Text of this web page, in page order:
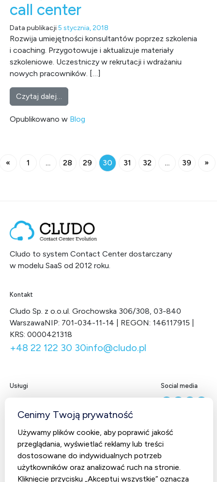
call center
Data publikacji5 stycznia, 2018
Rozwija umiejętności konsultantów poprzez szkolenia
i coaching. Przygotowuje i aktualizuje materiały
szkoleniowe. Uczestniczy w rekrutacji i wdrażaniu
nowych pracowników. […]
Czytaj dalej…
Opublikowano w Blog
Nawigacja po wpisach
« 1 … 28 29 30 31 32 … 39 »
Cludo to system Contact Center dostarczany
w modelu SaaS od 2012 roku.
Kontakt
Cludo Sp. z o.o. ul. Grochowska 306/308, 03-840
WarszawaNIP: 701-034-11-14 | REGON: 146117915 |
KRS: 0000421318
+48 22 122 30 30info@cludo.pl
Usługi
CludoCRM
Telekomunikacja
AI Studio – Sztuczna inteligencja
Social media
Facebook
LinkedIn
X
Cenimy Twoją prywatność
Używamy plików cookie, aby poprawić jakość
przeglądania, wyświetlać reklamy lub treści
dostosowane do indywidualnych potrzeb
użytkowników oraz analizować ruch na stronie.
Kliknięcie przycisku „Akceptuj wszystkie” oznacza